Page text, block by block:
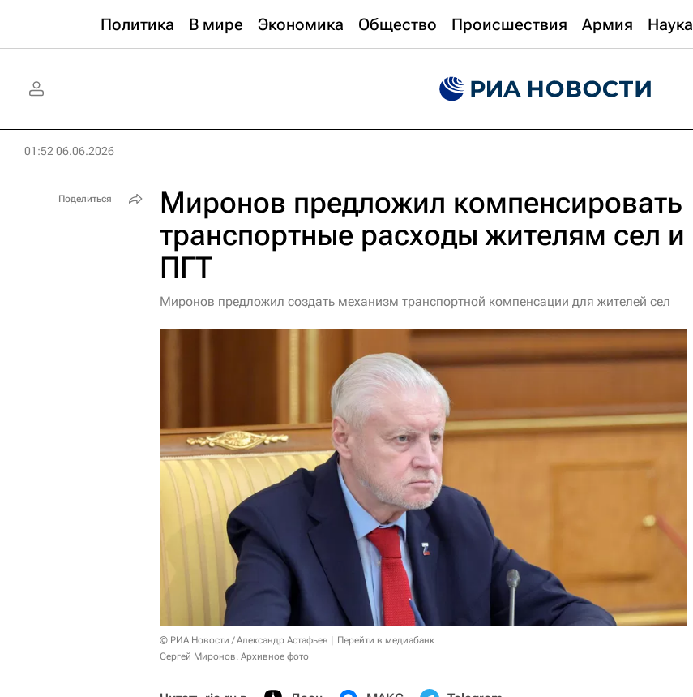
Политика В мире Экономика Общество Происшествия Армия Наука
01:52 06.06.2026
Миронов предложил компенсировать
транспортные расходы жителям сел и
ПГТ
Миронов предложил создать механизм транспортной компенсации для жителей сел
© РИА Новости / Александр Астафьев
Перейти в медиабанк
Сергей Миронов. Архивное фото
Поделиться